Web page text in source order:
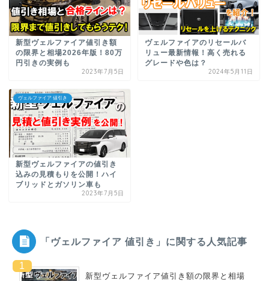
新型ヴェルファイア値引き額
の限界と相場2026年版！80万
円引きの実例も
2023年7月5日
ヴェルファイアのリセールバ
リュー最新情報！高く売れる
グレードや色は？
2024年5月11日
ヴェルファイア 値引き
新型ヴェルファイアの値引き
込みの見積もりを公開！ハイ
ブリッドとガソリン車も
2023年7月5日
「ヴェルファイア 値引き」に関する人気記事
新型ヴェルファイア値引き額の限界と相場